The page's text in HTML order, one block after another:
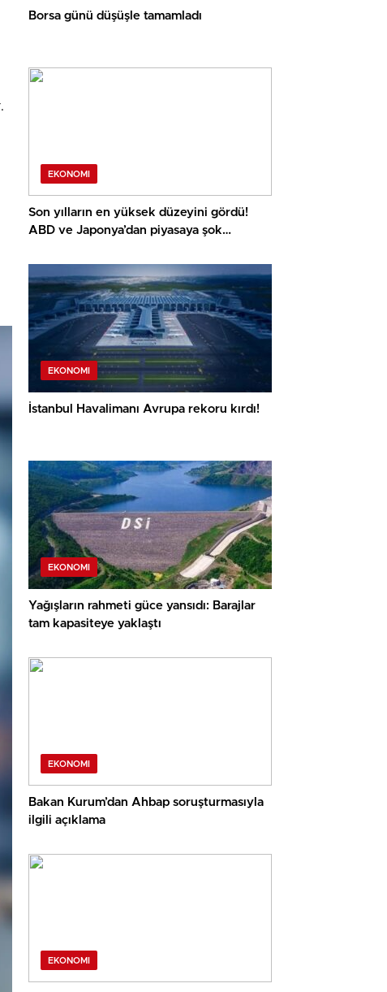
Borsa günü düşüşle tamamladı
EKONOMI
Son yılların en yüksek düzeyini gördü!
ABD ve Japonya’dan piyasaya şok
EKONOMI
İstanbul Havalimanı Avrupa rekoru kırdı!
EKONOMI
Yağışların rahmeti güce yansıdı: Barajlar
tam kapasiteye yaklaştı
EKONOMI
Bakan Kurum’dan Ahbap soruşturmasıyla
ilgili açıklama
EKONOMI